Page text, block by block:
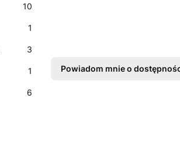
10
1
3
1
6
Powiadom mnie o